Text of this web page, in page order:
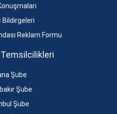
Bildirgeleri
Reklam Formu
Şube
Şube
Şube